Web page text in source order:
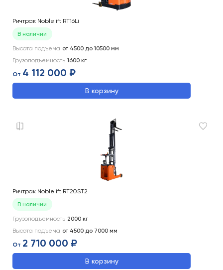
Ричтрак Noblelift RT16Li
В наличии
Высота подъема от 4500 до 10500 мм
Грузоподъемность 1600 кг
От 4 112 000 ₽
В корзину
Ричтрак Noblelift RT20ST2
В наличии
Грузоподъемность 2000 кг
Высота подъема от 4500 до 7000 мм
От 2 710 000 ₽
В корзину